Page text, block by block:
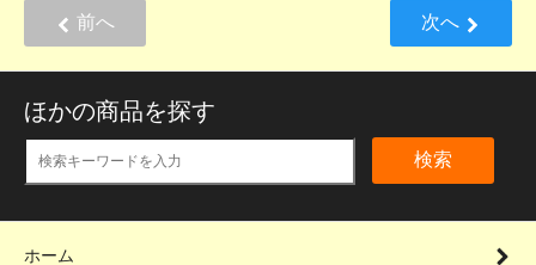
前へ 次へ
ほかの商品を探す
検索
ホーム